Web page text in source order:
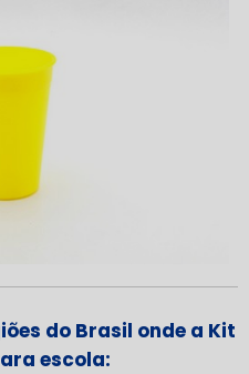
do Brasil onde a Kit
escola: